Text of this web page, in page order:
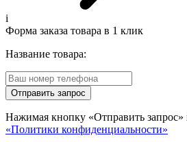
i
Форма заказа товара в 1 клик
Название товара:
Отправить запрос
Нажимая кнопку «Отправить
«Политики конфиденциальности»